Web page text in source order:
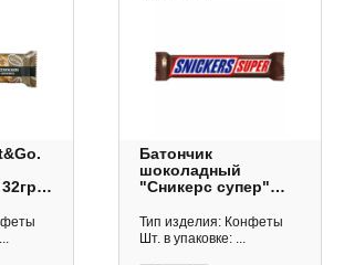
Батончик
шоколадный
"Сникерс супер"
Тип изделия: Конфеты
Шт. в упаковке: ...